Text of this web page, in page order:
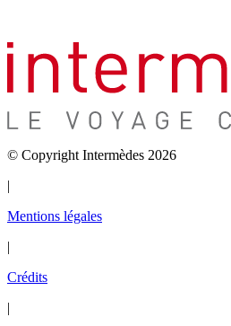
© Copyright Intermèdes 2026
|
Mentions légales
|
Crédits
|